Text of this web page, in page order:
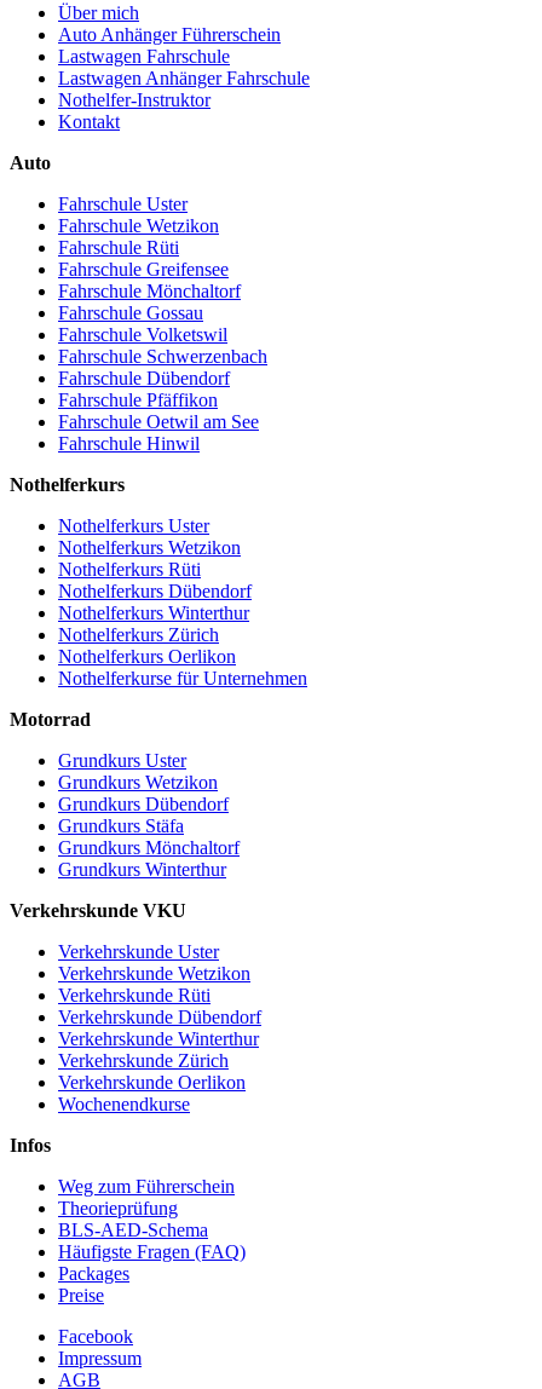
Über mich
Auto Anhänger Führerschein
Lastwagen Fahrschule
Lastwagen Anhänger Fahrschule
Nothelfer-Instruktor
Kontakt
Auto
Fahrschule Uster
Fahrschule Wetzikon
Fahrschule Rüti
Fahrschule Greifensee
Fahrschule Mönchaltorf
Fahrschule Gossau
Fahrschule Volketswil
Fahrschule Schwerzenbach
Fahrschule Dübendorf
Fahrschule Pfäffikon
Fahrschule Oetwil am See
Fahrschule Hinwil
Nothelferkurs
Nothelferkurs Uster
Nothelferkurs Wetzikon
Nothelferkurs Rüti
Nothelferkurs Dübendorf
Nothelferkurs Winterthur
Nothelferkurs Zürich
Nothelferkurs Oerlikon
Nothelferkurse für Unternehmen
Motorrad
Grundkurs Uster
Grundkurs Wetzikon
Grundkurs Dübendorf
Grundkurs Stäfa
Grundkurs Mönchaltorf
Grundkurs Winterthur
Verkehrskunde VKU
Verkehrskunde Uster
Verkehrskunde Wetzikon
Verkehrskunde Rüti
Verkehrskunde Dübendorf
Verkehrskunde Winterthur
Verkehrskunde Zürich
Verkehrskunde Oerlikon
Wochenendkurse
Infos
Weg zum Führerschein
Theorieprüfung
BLS-AED-Schema
Häufigste Fragen (FAQ)
Packages
Preise
Facebook
Impressum
AGB